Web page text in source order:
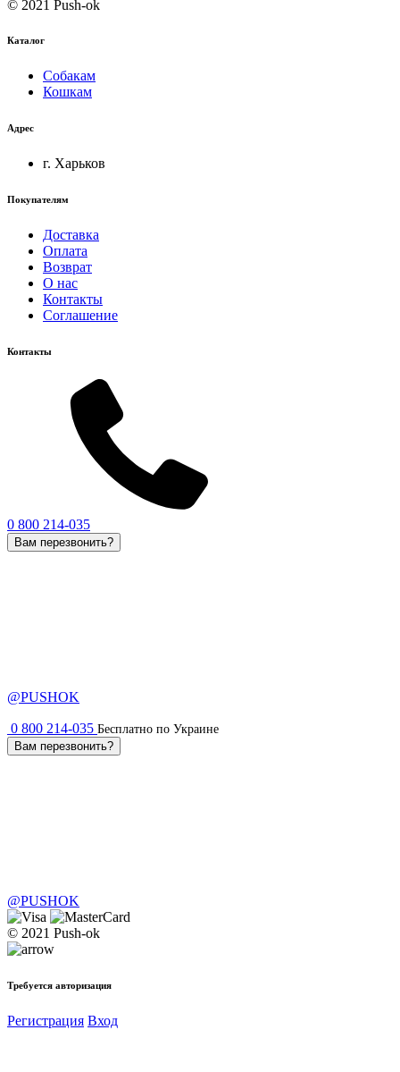
© 2021 Push-ok
Каталог
Собакам
Кошкам
Адрес
г. Харьков
Покупателям
Доставка
Оплата
Возврат
О нас
Контакты
Соглашение
Контакты
0 800 214-035
Вам перезвонить?
@PUSHOK
0 800 214-035 Бесплатно по Украине
Вам перезвонить?
@PUSHOK
© 2021 Push-ok
Требуется авторизация
Регистрация Вход